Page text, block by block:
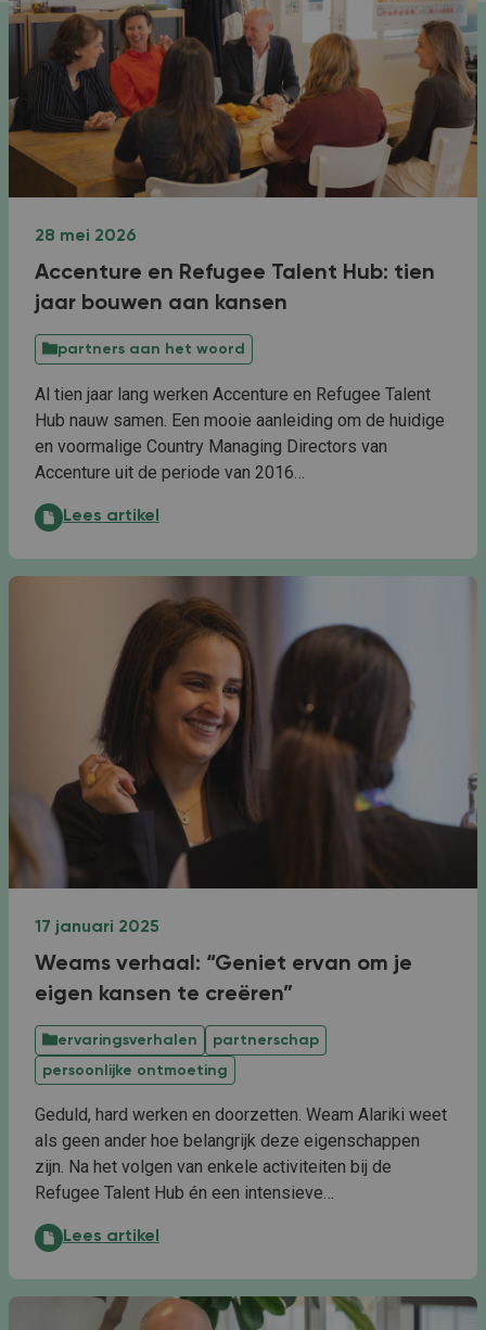
28 mei 2026
Accenture en Refugee Talent Hub: tien
jaar bouwen aan kansen
partners aan het woord
Al tien jaar lang werken Accenture en Refugee Talent
Hub nauw samen. Een mooie aanleiding om de huidige
en voormalige Country Managing Directors van
Accenture uit de periode van 2016…
Accenture en Refugee Talent Hub: tien jaar bouwen
Lees artikel
17 januari 2025
Weams verhaal: “Geniet ervan om je
eigen kansen te creëren”
ervaringsverhalen
partnerschap
persoonlijke ontmoeting
Geduld, hard werken en doorzetten. Weam Alariki weet
als geen ander hoe belangrijk deze eigenschappen
zijn. Na het volgen van enkele activiteiten bij de
Refugee Talent Hub én een intensieve…
Weams verhaal: “Geniet ervan om je eigen kansen te
Lees artikel